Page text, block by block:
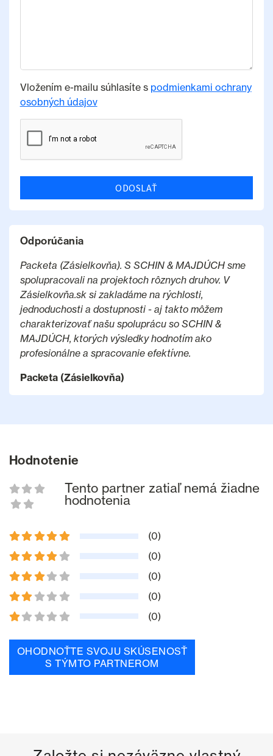
Vložením e-mailu súhlasíte s podmienkami ochrany
osobných údajov
ODOSLAŤ
Odporúčania
Packeta (Zásielkovňa). S SCHIN & MAJDÚCH sme
spolupracovali na projektoch rôznych druhov. V
Zásielkovňa.sk si zakladáme na rýchlosti,
jednoduchosti a dostupnosti - aj takto môžem
charakterizovať našu spoluprácu so SCHIN &
MAJDÚCH, ktorých výsledky hodnotím ako
profesionálne a spracovanie efektívne.
Packeta (Zásielkovňa)
Hodnotenie
Tento partner zatiaľ nemá žiadne
hodnotenia
(0)
(0)
(0)
(0)
(0)
OHODNOŤTE SVOJU SKÚSENOSŤ
S TÝMTO PARTNEROM